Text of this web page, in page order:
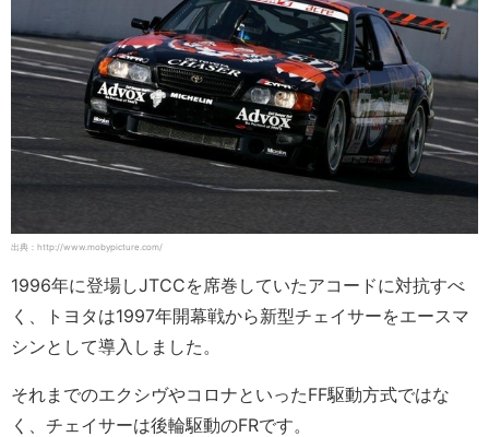
出典：http://www.mobypicture.com/
1996年に登場しJTCCを席巻していたアコードに対抗すべ
く、トヨタは1997年開幕戦から新型チェイサーをエースマ
シンとして導入しました。
それまでのエクシヴやコロナといったFF駆動方式ではな
く、チェイサーは後輪駆動のFRです。